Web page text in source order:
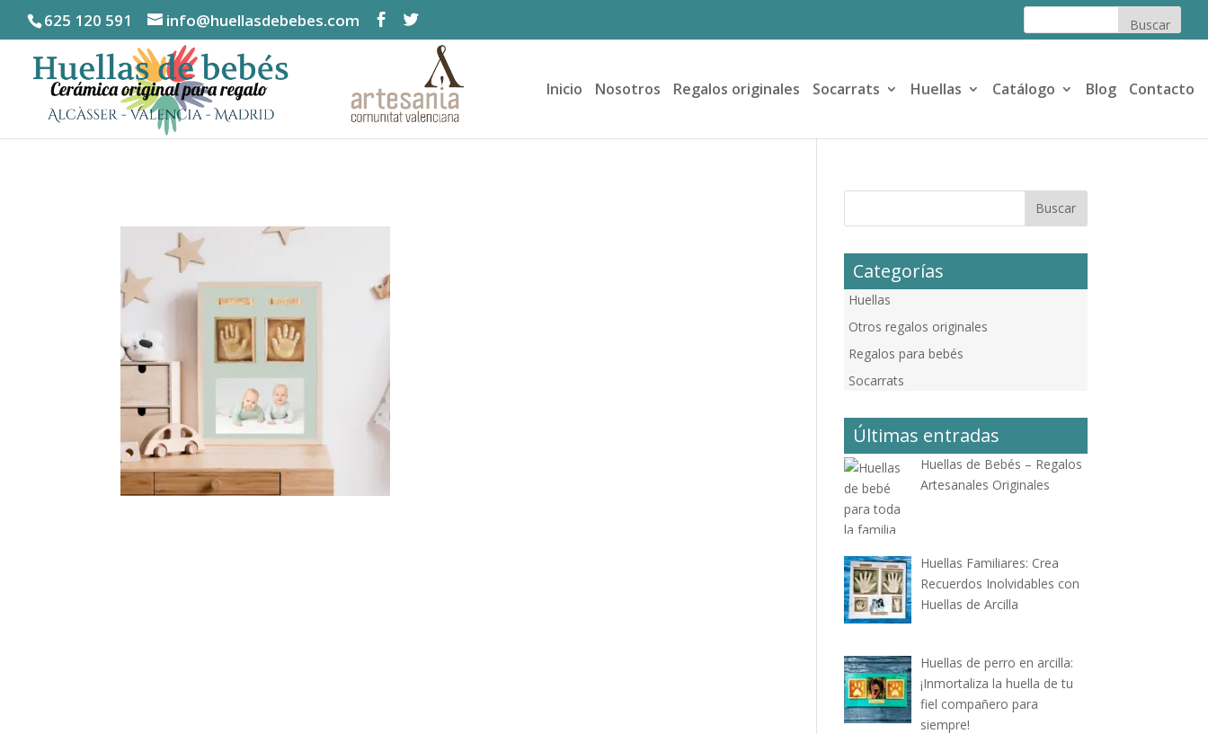
625 120 591 info@huellasdebebes.com
Inicio Nosotros Regalos originales Socarrats Huellas Catálogo Blog Contacto
Categorías
Huellas
Otros regalos originales
Regalos para bebés
Socarrats
Últimas entradas
Huellas de Bebés – Regalos
Artesanales Originales
Huellas Familiares: Crea
Recuerdos Inolvidables con
Huellas de Arcilla
Huellas de perro en arcilla:
¡Inmortaliza la huella de tu
fiel compañero para
siempre!